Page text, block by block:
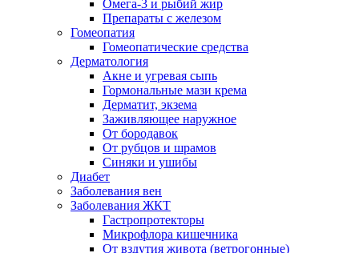
Омега-3 и рыбий жир
Препараты с железом
Гомеопатия
Гомеопатические средства
Дерматология
Акне и угревая сыпь
Гормональные мази крема
Дерматит, экзема
Заживляющее наружное
От бородавок
От рубцов и шрамов
Синяки и ушибы
Диабет
Заболевания вен
Заболевания ЖКТ
Гастропротекторы
Микрофлора кишечника
От вздутия живота (ветрогонные)